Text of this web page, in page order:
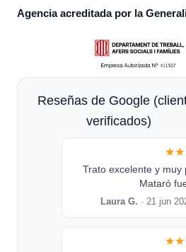
Agencia acreditada por la
Reseñas de Google
verificados)
Trato excelente y muy
Mataró
Laura G. · 21 jun